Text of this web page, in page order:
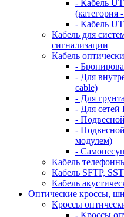
- Кабель
(категория
- Кабель
Кабель для
сигнализации
Кабель
-
- Для
cable)
- Для
- Для сетей
-
-
модулем)
-
Кабель
Кабель SFTP,
Кабель
Оптические кроссы,
Кроссы
- Кроссы